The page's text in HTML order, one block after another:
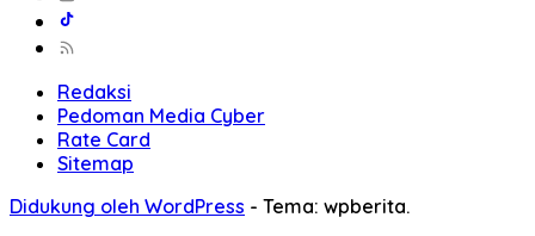
Redaksi
Pedoman Media Cyber
Rate Card
Sitemap
Didukung oleh WordPress - Tema: wpberita.